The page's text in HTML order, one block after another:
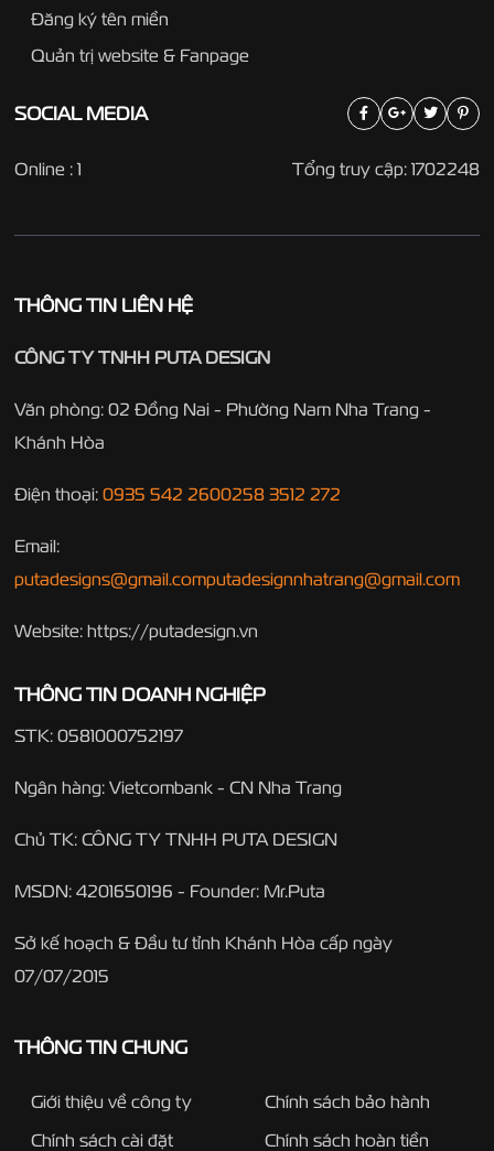
Đăng ký tên miền
Quản trị website & Fanpage
SOCIALMEDIA
Tổng truy cập: 1702248
Online : 1
THÔNG TIN LIÊN HỆ
CÔNG TY TNHH PUTA DESIGN
Văn phòng: 02 Đồng Nai - Phường Nam Nha Trang -
Khánh Hòa
Điện thoại: 0935 542 2600258 3512 272
Email:
putadesigns@gmail.computadesignnhatrang@gmail.com
Website: https://putadesign.vn
THÔNG TIN DOANH NGHIỆP
STK: 0581000752197
Ngân hàng: Vietcombank - CN Nha Trang
Chủ TK: CÔNG TY TNHH PUTA DESIGN
MSDN: 4201650196 - Founder: Mr.Puta
Sở kế hoạch & Đầu tư tỉnh Khánh Hòa cấp ngày
07/07/2015
THÔNG TIN CHUNG
Giới thiệu về công ty
Chính sách bảo hành
Chính sách cài đặt
Chính sách hoàn tiền